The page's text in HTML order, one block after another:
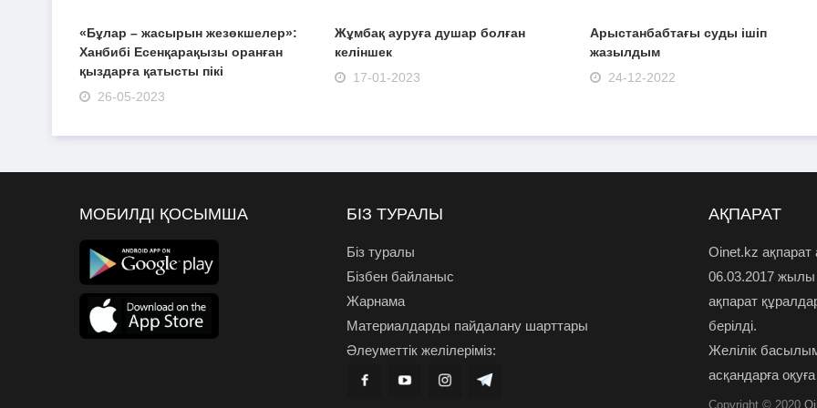
«Бұлар – жасырын жезөкшелер»:
Ханбибі Есенқарақызы оранған
қыздарға қатысты пікі
26-05-2023
Жұмбақ ауруға душар болған
келіншек
17-01-2023
Арыстанбабтағы суды ішіп
жазылдым
24-12-2022
МОБИЛДІ ҚОСЫМША БІЗ ТУРАЛЫ
Біз туралы
Бізбен байланыс
Жарнама
Материалдарды пайдалану шарттары
Әлеуметтік желілеріміз:
АҚПАРАТ
Oinet.kz ақпарат
06.03.2017
ақпарат
берілді.
Желілік
асқандарға
Copyright © 2020